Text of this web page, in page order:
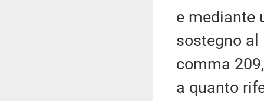
e mediante
sostegno al
comma
a quanto